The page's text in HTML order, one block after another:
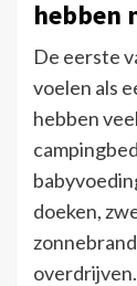
hebben
De eerste
voelen als
hebben
doeken,